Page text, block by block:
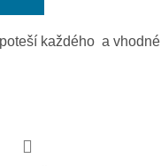
každého a vhodné